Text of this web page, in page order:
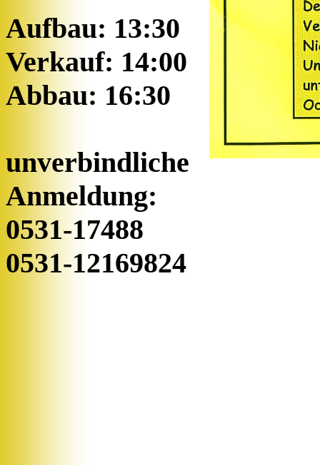
Aufbau: 13:30
Verkauf: 14:00
Abbau: 16:30
unverbindliche
Anmeldung:
0531-17488
0531-12169824